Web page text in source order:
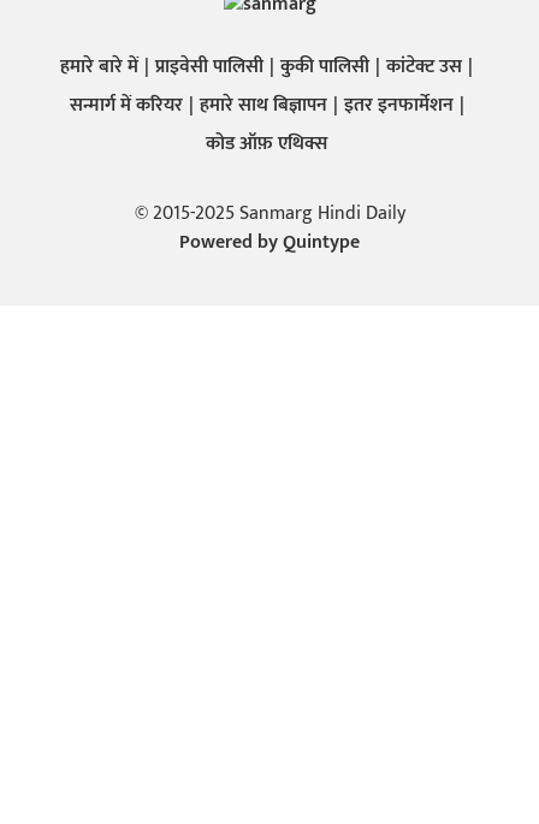
हमारे बारे में प्राइवेसी पालिसी कुकी पालिसी कांटेक्ट उस
सन्मार्ग में करियर हमारे साथ बिज्ञापन इतर इनफार्मेशन
कोड ऑफ़ एथिक्स
© 2015-2025 Sanmarg Hindi Daily
Powered byQuintype